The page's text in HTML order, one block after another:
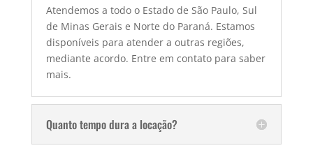
Atendemos a todo o Estado de São Paulo, Sul
de Minas Gerais e Norte do Paraná. Estamos
disponíveis para atender a outras regiões,
mediante acordo. Entre em contato para saber
mais.
Quanto tempo dura a locação?